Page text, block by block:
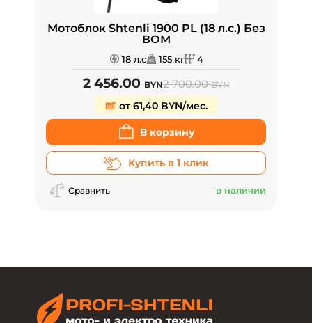
Мотоблок Shtenli 1900 PL (18 л.с.) Без
ВОМ
18 л.с 155 кг 4
2 456.00 BYN2 700.00BYN
от 61,40 BYN/мес.
В корзину
Купить в 1 клик
Сравнить в наличии